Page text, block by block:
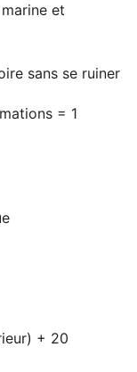
et
sans se ruiner
= 1
+ 20